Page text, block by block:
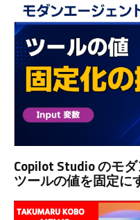
Copilot Studio のモ
ツールの値を固定に